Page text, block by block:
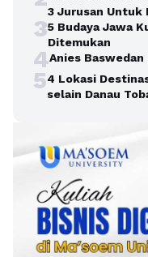
3 Jurusan Untuk
35 Budaya Jawa
Ditemukan
4Anies Baswedan
54 Lokasi
selain Danau